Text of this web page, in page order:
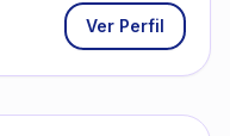
Ver Perfil